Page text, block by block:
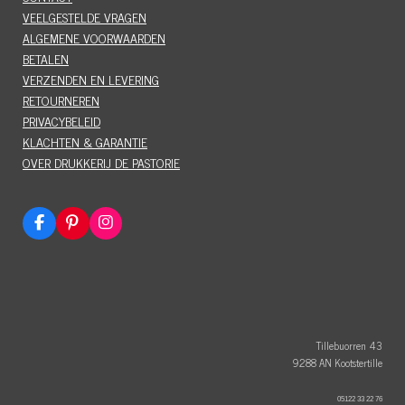
VEELGESTELDE VRAGEN
ALGEMENE VOORWAARDEN
BETALEN
VERZENDEN EN LEVERING
RETOURNEREN
PRIVACYBELEID
KLACHTEN & GARANTIE
OVER DRUKKERIJ DE PASTORIE
F
a
P
i
I
n
Tillebuorren 43
9288 AN Kootstertille
05122 33 22 76